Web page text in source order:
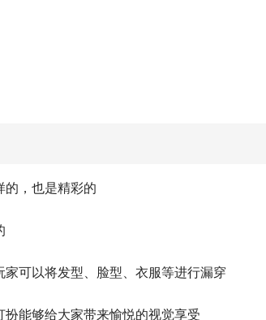
，也是精彩的
可以将发型、脸型、衣服等进行漏穿
能够给大家带来愉悦的视觉享受